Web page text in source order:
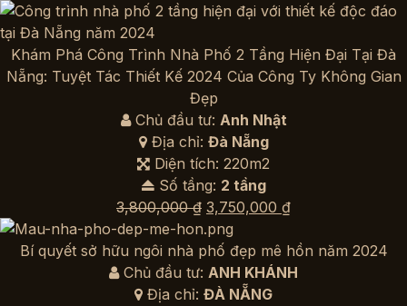
gốc
3,800,000 ₫.
hiện
là:
3,750,000 ₫.
Khám Phá Công Trình Nhà Phố 2 Tầng Hiện Đại Tại Đà
Nẵng: Tuyệt Tác Thiết Kế 2024 Của Công Ty Không Gian
Đẹp
Chủ đầu tư: Anh Nhật
Địa chỉ: Đà Nẵng
Diện tích: 220m2
Số tầng: 2 tầng
3,800,000₫ Giá
gốc
là:
3,800,000 ₫.
3,750,000 ₫Giá
tại
là:
Bí quyết sở hữu ngôi nhà phố đẹp mê hồn năm 2024
Chủ đầu tư: ANH KHÁNH
Địa chỉ: ĐÀ NẴNG